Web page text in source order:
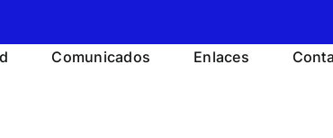
Comunicados Enlaces